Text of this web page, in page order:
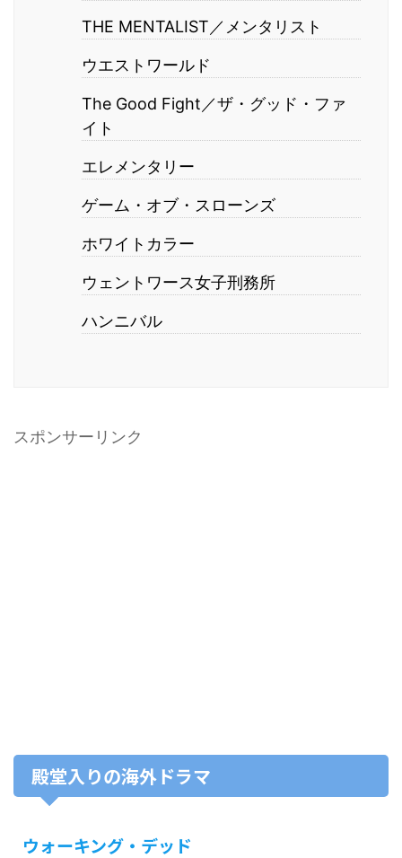
THE MENTALIST／メンタリスト
ウエストワールド
The Good Fight／ザ・グッド・ファ
イト
エレメンタリー
ゲーム・オブ・スローンズ
ホワイトカラー
ウェントワース女子刑務所
ハンニバル
スポンサーリンク
殿堂入りの海外ドラマ
ウォーキング・デッド